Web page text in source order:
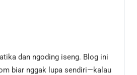
dan ngoding iseng. Blog ini
biar nggak lupa sendiri—kalau